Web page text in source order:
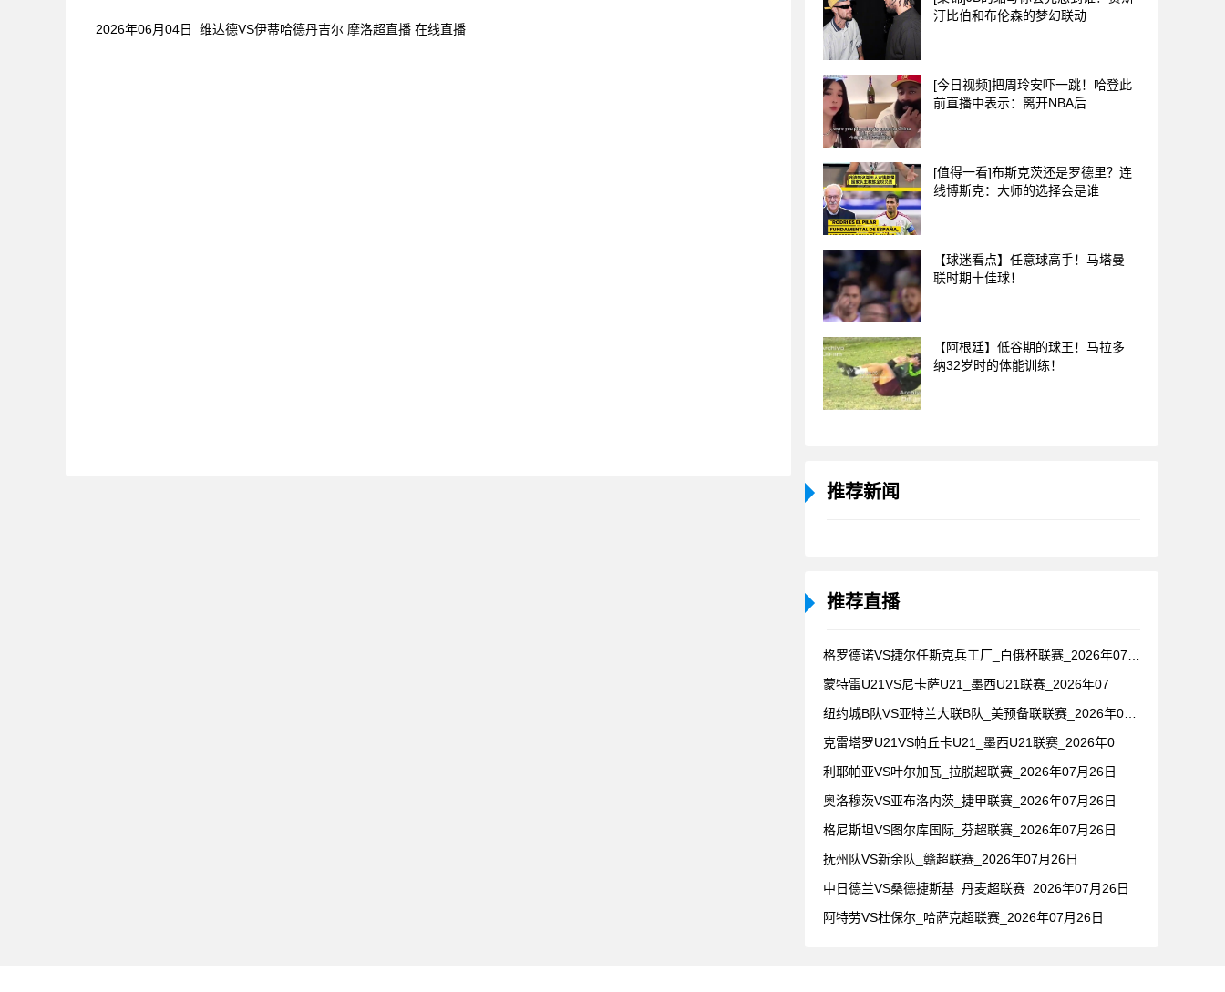
2026年06月04日_维达德VS伊蒂哈德丹吉尔 摩洛超直播 在线直播
汀比伯和布伦森的梦幻联动
[今日视频]把周玲安吓一跳！哈登此
前直播中表示：离开NBA后
[值得一看]布斯克茨还是罗德里？连
线博斯克：大师的选择会是谁
【球迷看点】任意球高手！马塔曼
联时期十佳球！
【阿根廷】低谷期的球王！马拉多
纳32岁时的体能训练！
推荐新闻
推荐直播
蒙特雷U21VS尼卡萨U21_墨西U21联赛_2026年07
克雷塔罗U21VS帕丘卡U21_墨西U21联赛_2026年0
利耶帕亚VS叶尔加瓦_拉脱超联赛_2026年07月26日
奥洛穆茨VS亚布洛内茨_捷甲联赛_2026年07月26日
格尼斯坦VS图尔库国际_芬超联赛_2026年07月26日
抚州队VS新余队_赣超联赛_2026年07月26日
中日德兰VS桑德捷斯基_丹麦超联赛_2026年07月26日
阿特劳VS杜保尔_哈萨克超联赛_2026年07月26日